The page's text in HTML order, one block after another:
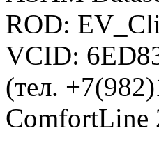
ROD:
VCID:
(тел.
ComfortLine